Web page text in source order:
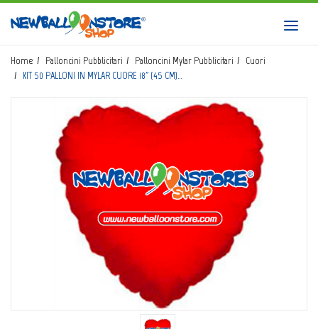
HOME
SHOP
CHI SIAMO
CORSI BALLOON ART
INVIO LOGO
CONTATTI
EVENTI NBS
Home Palloncini Pubblicitari Palloncini Mylar Pubblicitari
Cuori
KIT 50 PALLONI IN MYLAR CUORE 18" (45 CM)…